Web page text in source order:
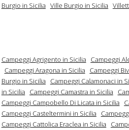
Burgio in Sicilia Ville Burgio in Sicilia
Campeggi Agrigento in Sicilia
Campeggi
Campeggi Aragona in Sicilia
Campeggi
Burgio in Sicilia
Campeggi Calamonaci in
in Sicilia
Campeggi Camastra in Sicilia
Campeggi Campobello Di Licata in Sicilia
Campeggi Casteltermini in Sicilia
Campeggi Cattolica Eraclea in Sicilia